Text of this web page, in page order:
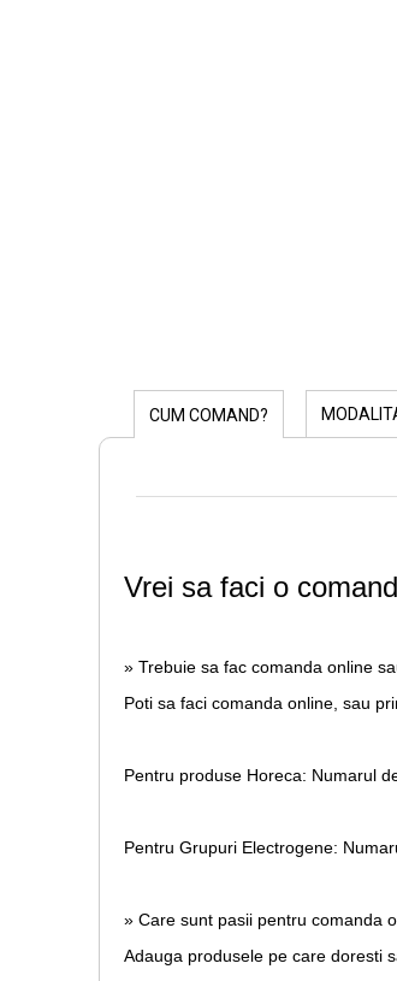
CUM COMAND?
Vrei sa faci o
» Trebuie sa fac comanda online
Poti sa faci comanda online, sau
Pentru produse Horeca: Numarul
Pentru Grupuri Electrogene:
» Care sunt pasii pentru comanda
Adauga produsele pe care doresti